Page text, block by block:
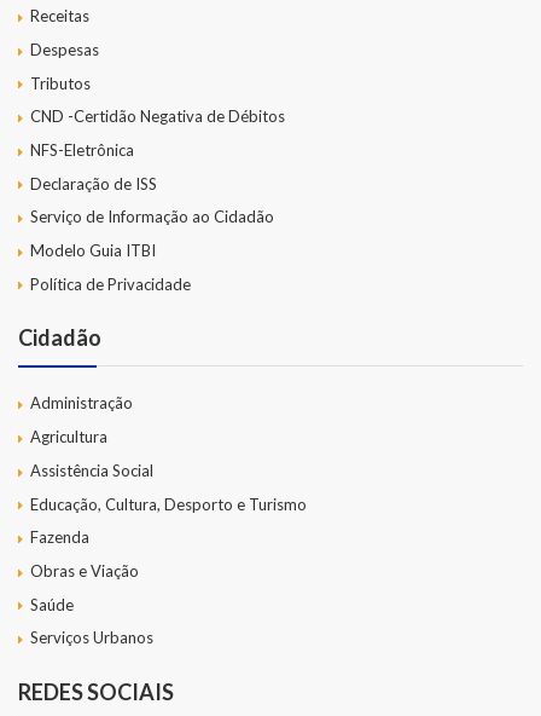
Receitas
Despesas
Tributos
CND -Certidão Negativa de Débitos
NFS-Eletrônica
Declaração de ISS
Serviço de Informação ao Cidadão
Modelo Guia ITBI
Política de Privacidade
Cidadão
Administração
Agricultura
Assistência Social
Educação, Cultura, Desporto e Turismo
Fazenda
Obras e Viação
Saúde
Serviços Urbanos
REDES SOCIAIS